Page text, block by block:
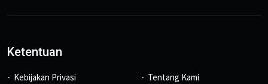
Ketentuan
Kebijakan Privasi
Tentang Kami